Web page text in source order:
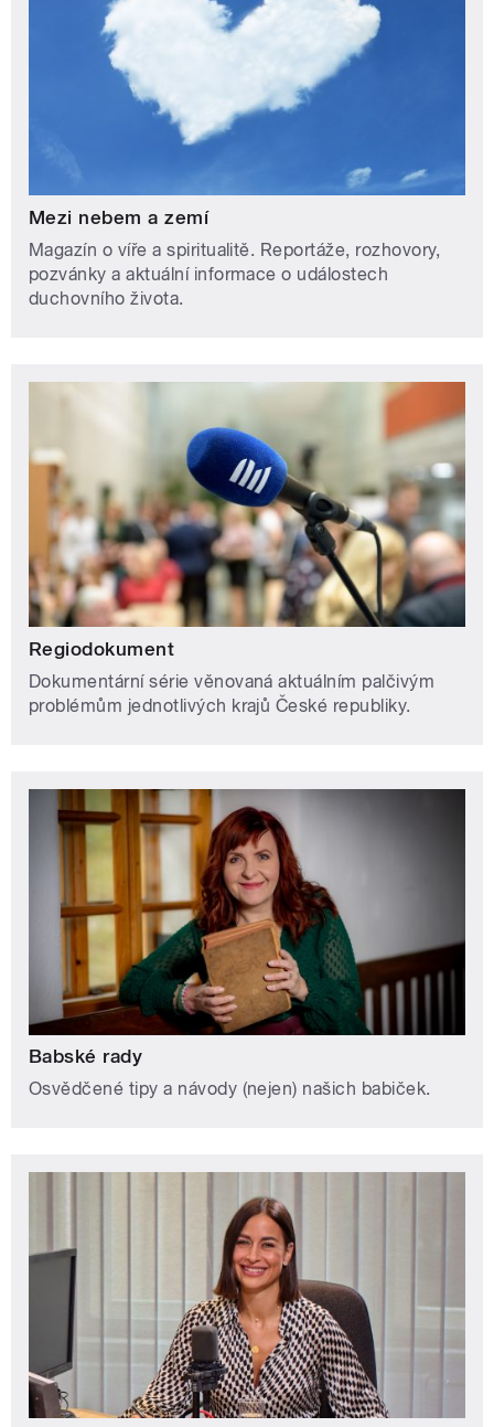
Mezi nebem a zemí
Magazín o víře a spiritualitě. Reportáže, rozhovory,
pozvánky a aktuální informace o událostech
duchovního života.
Regiodokument
Dokumentární série věnovaná aktuálním palčivým
problémům jednotlivých krajů České republiky.
Babské rady
Osvědčené tipy a návody (nejen) našich babiček.